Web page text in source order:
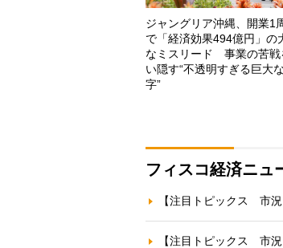
ジャングリア沖縄、開業1
で「経済効果494億円」の
なミスリード 事業の苦戦
い隠す“不透明すぎる巨大
字”
フィスコ経済ニュ
【注目トピックス 市
【注目トピックス 市